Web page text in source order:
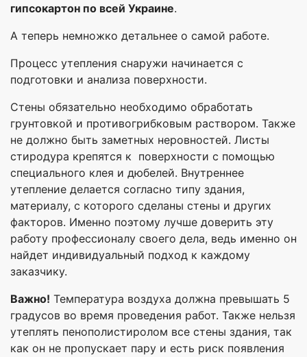
гипсокартон по всей Украине.
А теперь немножко детальнее о самой работе.
Процесс утепления снаружи начинается с
подготовки и анализа поверхности.
Стены обязательно необходимо обработать
грунтовкой и противогрибковым раствором. Также
не должно быть заметных неровностей. Листы
стиродура крепятся к поверхности с помощью
специального клея и дюбелей. Внутреннее
утепление делается согласно типу здания,
материалу, с которого сделаны стены и других
факторов. Именно поэтому лучше доверить эту
работу профессионалу своего дела, ведь именно он
найдет индивидуальный подход к каждому
заказчику.
Важно! Температура воздуха должна превышать 5
градусов во время проведения работ. Также нельзя
утеплять пенополистиролом все стены здания, так
как он не пропускает пару и есть риск появления